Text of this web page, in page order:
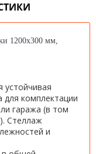
1200х300 мм,
для комплектации
гаража (в том
Стеллаж
и